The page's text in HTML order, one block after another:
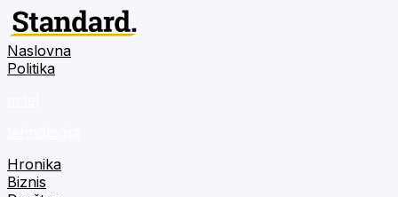
Naslovna
Politika
Hronika
Biznis